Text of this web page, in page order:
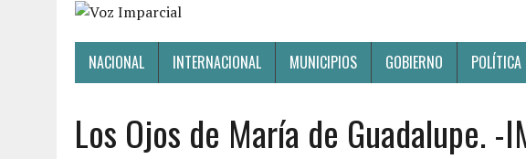
NACIONAL INTERNACIONAL MUNICIPIOS GOBIERNO POLÍTICA
Los Ojos de María de Guadalupe. -